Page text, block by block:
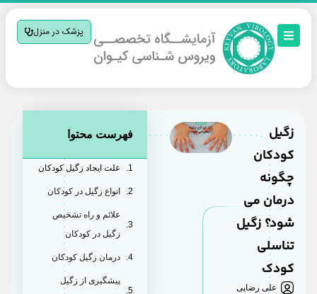
پزشک در منزل
زگیل
کودکان
چگونه
درمان می
شود؟ زگیل
تناسلی
کودک
علی رضایی
فهرست محتوا
علت ایجاد زگیل کودکان
انواع زگیل در کودکان
علائم و راه تشخیص
زگیل در کودکان
درمان زگیل کودکان
پیشگیری از زگیل